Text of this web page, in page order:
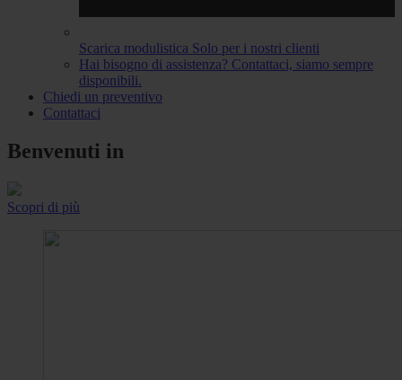
Scarica modulistica Solo per i nostri clienti
Hai bisogno di assistenza? Contattaci, siamo sempre
disponibili.
Chiedi un preventivo
Contattaci
Benvenuti in
Scopri di più